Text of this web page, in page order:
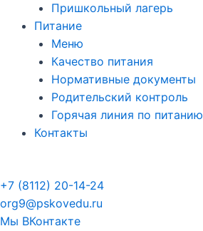
Пришкольный лагерь
Питание
Меню
Качество питания
Нормативные документы
Родительский контроль
Горячая линия по питанию
Контакты
+7 (8112) 20-14-24
org9@pskovedu.ru
Мы ВКонтакте